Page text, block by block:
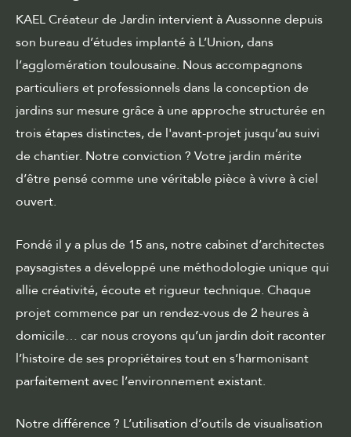
KAEL Créateur de Jardin intervient à Aussonne depuis
son bureau d’études implanté à L’Union, dans
l’agglomération toulousaine. Nous accompagnons
particuliers et professionnels dans la conception de
jardins sur mesuregrâce à une approche structurée en
trois étapes distinctes, de l'avant-projet jusqu’au suivi
de chantier. Notre conviction ? Votre jardin mérite
d’être pensé comme une véritable pièce à vivre à ciel
ouvert.
Fondé il y a plus de 15 ans, notre cabinet d’architectes
paysagistes a développé une méthodologie unique qui
allie créativité, écoute et rigueur technique. Chaque
projet commence par un rendez-vous de 2 heures à
domicile… car nous croyons qu’un jardin doit raconter
l’histoire de ses propriétaires tout en s’harmonisant
parfaitement avec l’environnement existant.
Notre différence ? L’utilisation d’outils de visualisation